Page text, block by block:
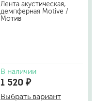
Лента акустическая,
демпферная Motive /
Мотив
В наличии
1 520 ₽
Выбрать вариант